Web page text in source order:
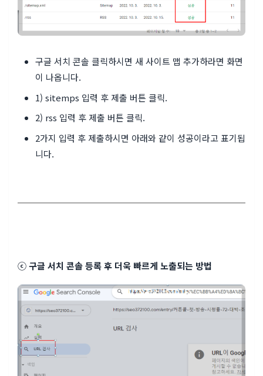
구글 서치 콘솔 클릭하시면 새 사이트 맵 추가하라면 화면
이 나옵니다.
1) sitemps 입력 후 제출 버튼 클릭.
2) rss 입력 후 제출 버튼 클릭.
2가지 입력 후 제출하시면 아래와 같이 성공이라고 표기됩
니다.
ⓒ 구글 서치 콘솔 등록 후 더욱 빠르게 노출되는 방법